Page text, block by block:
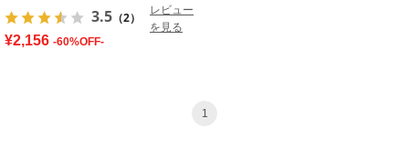
3.5 （2）
レビュー
を見る
¥2,156 -60%OFF-
1